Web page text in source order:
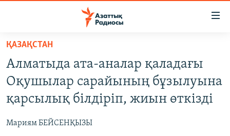
Skip
main
content
to
main
Navigation
AZATTYQTV
АДАМ ҚҰҚЫҚТАРЫ
ҚАЗАҚСТАН
Алматыда ата-аналар қаладағы
Оқушылар сарайының бұзылуына
қарсылық білдіріп, жиын өткізді
Мариям БЕЙСЕНҚЫЗЫ